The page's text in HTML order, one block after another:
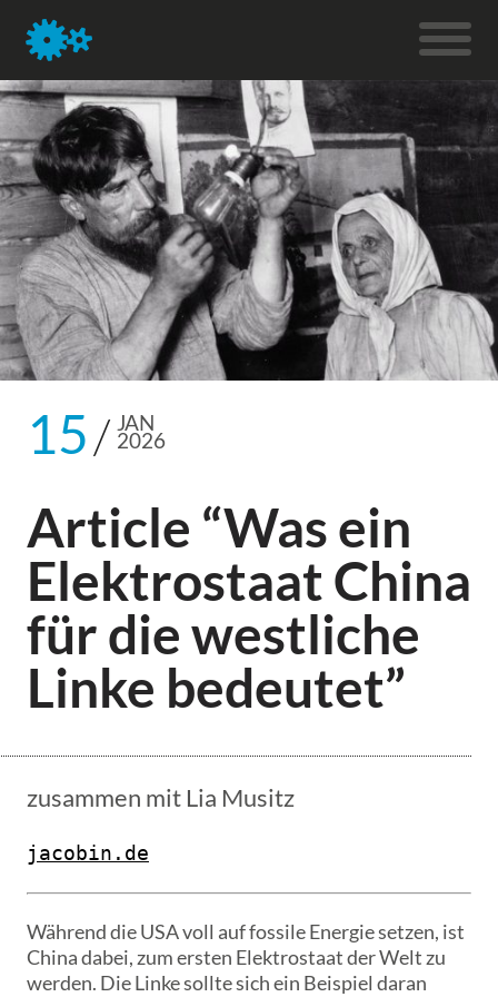
15 JAN
2026
Article “Was ein
Elektrostaat China
für die westliche
Linke bedeutet”
zusammen mit Lia Musitz
jacobin.de
Während die USA voll auf fossile Energie setzen, ist
China dabei, zum ersten Elektrostaat der Welt zu
werden. Die Linke sollte sich ein Beispiel daran